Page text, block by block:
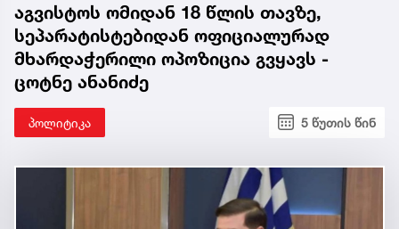
აგვისტოს ომიდან 18 წლის თავზე,
სეპარატისტებიდან ოფიციალურად
მხარდაჭერილი ოპოზიცია გვყავს -
ცოტნე ანანიძე
პოლიტიკა 5 წუთის წინ